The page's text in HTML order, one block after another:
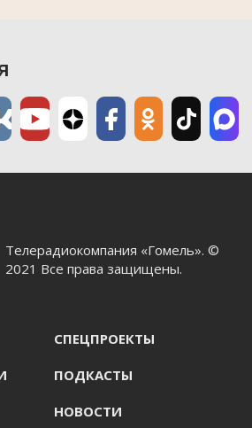
Телерадиокомпания «Гомель». ©
2021 Все права защищены.
СПЕЦПРОЕКТЫ
ПОДКАСТЫ
НОВОСТИ